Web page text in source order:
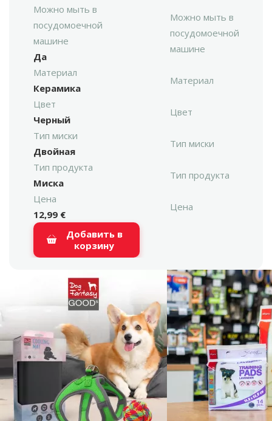
Можно мыть в
посудомоечной
машине
Да
Можно мыть в
посудомоечной
машине
Материал
Керамика
Материал
Цвет
Черный
Цвет
Тип миски
Двойная
Тип миски
Тип продукта
Миска
Тип продукта
Цена
12,99 €
Цена
Добавить в
корзину